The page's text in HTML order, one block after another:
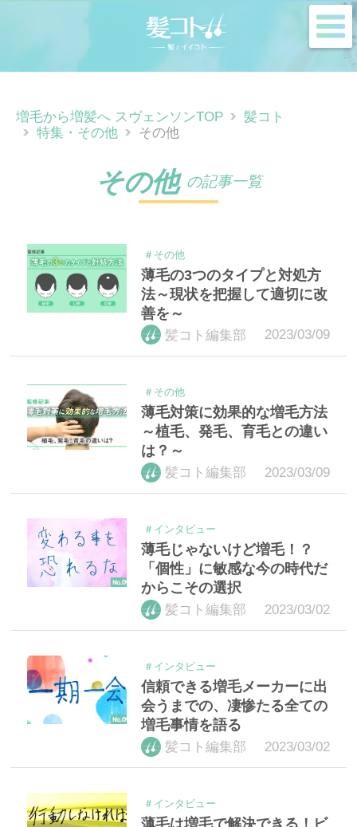
増毛から増髪へ スヴェンソンTOP
髪コト
特集・その他
その他
その他 の記事一覧
＃その他
薄毛の3つのタイプと対処方
法～現状を把握して適切に改
善を～
髪コト編集部
2023/03/09
＃その他
薄毛対策に効果的な増毛方法
～植毛、発毛、育毛との違い
は？～
髪コト編集部
2023/03/09
＃インタビュー
薄毛じゃないけど増毛！？
「個性」に敏感な今の時代だ
からこその選択
髪コト編集部
2023/03/02
＃インタビュー
信頼できる増毛メーカーに出
会うまでの、凄惨たる全ての
増毛事情を語る
髪コト編集部
2023/03/02
＃インタビュー
薄毛は増毛で解決できる！ビ